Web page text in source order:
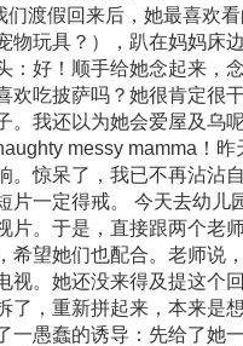
们渡假回来后，她最喜欢
物玩具？），趴在妈妈床
：好！顺手给她念起来，
欢吃披萨吗？她很肯定很
。我还以为她会爱屋及乌
messy mamma！
。惊呆了，我已不再沾沾
片一定得戒。 今天去幼儿
片。于是，直接跟两个老
希望她们也配合。老师说
视。她还没来得及提这个
了，重新拼起来，本来是
一愚蠢的诱导：先给了她